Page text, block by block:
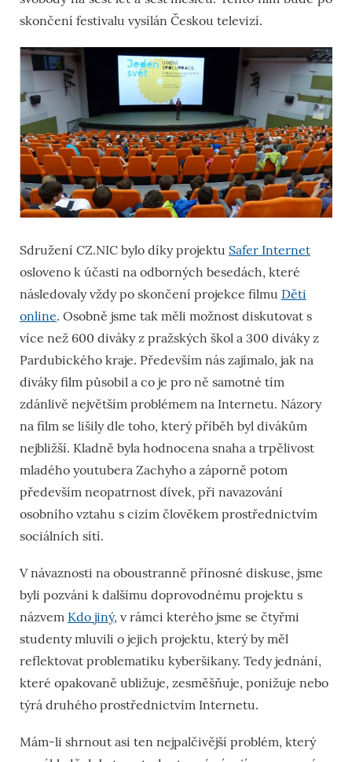
skončení festivalu vysílán Českou televizí.
Sdružení CZ.NIC bylo díky projektu Safer Internet
osloveno k účasti na odborných besedách, které
následovaly vždy po skončení projekce filmu Děti
online. Osobně jsme tak měli možnost diskutovat s
více než 600 diváky z pražských škol a 300 diváky z
Pardubického kraje. Především nás zajímalo, jak na
diváky film působil a co je pro ně samotné tím
zdánlivě největším problémem na Internetu. Názory
na film se lišily dle toho, který příběh byl divákům
nejbližší. Kladně byla hodnocena snaha a trpělivost
mladého youtubera Zachyho a záporně potom
především neopatrnost dívek, při navazování
osobního vztahu s cizím člověkem prostřednictvím
sociálních sítí.
V návaznosti na oboustranně přínosné diskuse, jsme
byli pozváni k dalšímu doprovodnému projektu s
názvem Kdo jiný, v rámci kterého jsme se čtyřmi
studenty mluvili o jejich projektu, který by měl
reflektovat problematiku kyberšikany. Tedy jednání,
které opakovaně ubližuje, zesměšňuje, ponižuje nebo
týrá druhého prostřednictvím Internetu.
Mám-li shrnout asi ten nejpalčivější problém, který